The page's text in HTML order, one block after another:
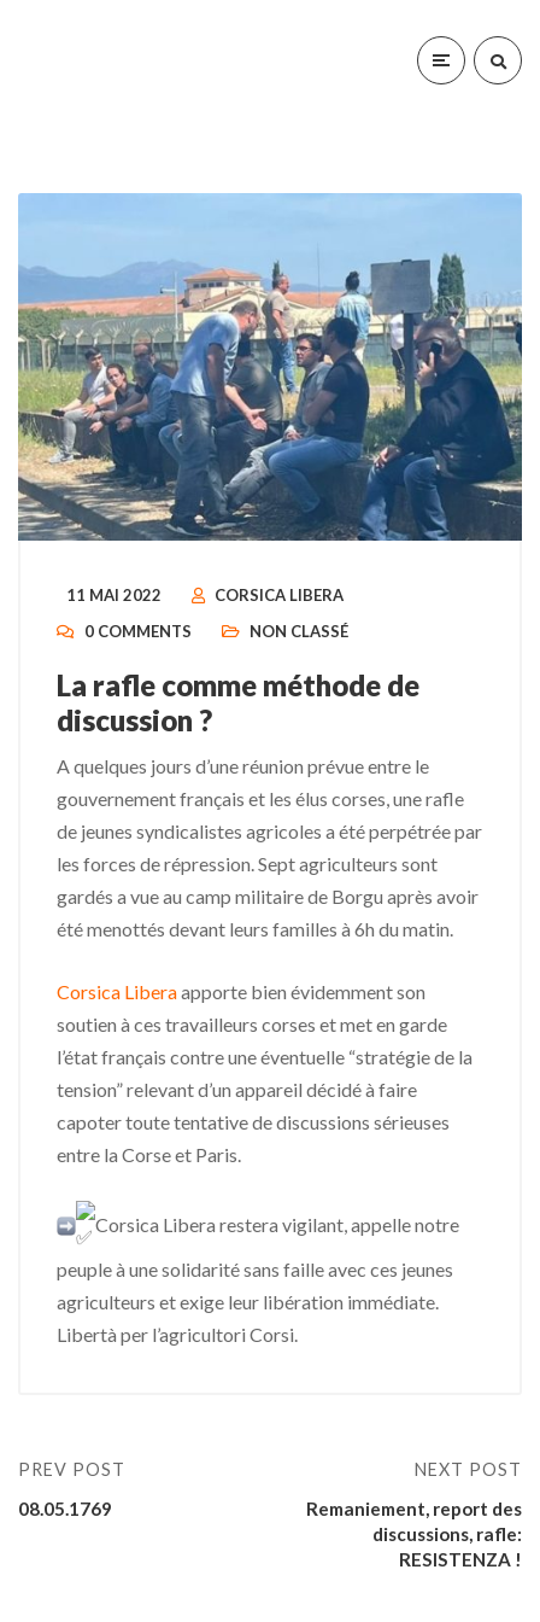
11 MAI 2022
CORSICA LIBERA
0 COMMENTS
NON CLASSÉ
La rafle comme méthode de
discussion ?
A quelques jours d’une réunion prévue entre le
gouvernement français et les élus corses, une rafle
de jeunes syndicalistes agricoles a été perpétrée par
les forces de répression. Sept agriculteurs sont
gardés a vue au camp militaire de Borgu après avoir
été menottés devant leurs familles à 6h du matin.
Corsica Liberaapporte bien évidemment son
soutien à ces travailleurs corses et met en garde
l’état français contre une éventuelle “stratégie de la
tension” relevant d’un appareil décidé à faire
capoter toute tentative de discussions sérieuses
entre la Corse et Paris.
Corsica Libera restera vigilant, appelle notre
peuple à une solidarité sans faille avec ces jeunes
agriculteurs et exige leur libération immédiate.
Libertà per l’agricultori Corsi.
PREV POST
08.05.1769
NEXT POST
Remaniement, report des
discussions, rafle:
RESISTENZA !